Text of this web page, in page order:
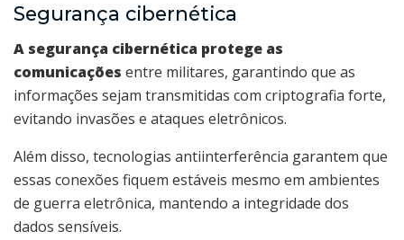
Segurança cibernética
A segurança cibernética protege as
comunicações entre militares, garantindo que as
informações sejam transmitidas com criptografia forte,
evitando invasões e ataques eletrônicos.
Além disso, tecnologias antiinterferência garantem que
essas conexões fiquem estáveis mesmo em ambientes
de guerra eletrônica, mantendo a integridade dos
dados sensíveis.